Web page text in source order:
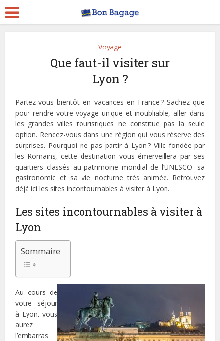
Voyage
Que faut-il visiter sur
Lyon ?
Partez-vous bientôt en vacances en France ? Sachez que
pour rendre votre voyage unique et inoubliable, aller dans
les grandes villes touristiques ne constitue pas la seule
option. Rendez-vous dans une région qui vous réserve des
surprises. Pourquoi ne pas partir à Lyon ? Ville fondée par
les Romains, cette destination vous émerveillera par ses
quartiers classés au patrimoine mondial de l’UNESCO, sa
gastronomie et sa vie nocturne très animée. Retrouvez
déjà ici les sites incontournables à visiter à Lyon.
Les sites incontournables à visiter à
Lyon
Sommaire
Au cours de
votre séjour
à Lyon, vous
aurez
l’embarras